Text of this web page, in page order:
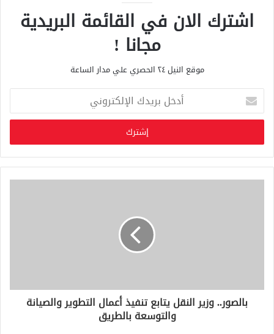
اشترك الان في القائمة البريدية
مجانا !
موقع النيل ٢٤ الحصري علي مدار الساعة
خ
ب
ر
ي
ر
بالصور.. وزير النقل يتابع تنفيذ أعمال التطوير والصيانة
والتوسعة بالطريق